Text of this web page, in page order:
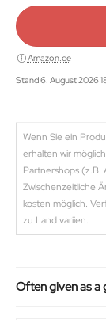
Amazon.de
Stand 6. August 2026
Wenn Sie ein
erhalten wir
Partnershops (z.B.
Zwischenzeitliche
kosten möglich.
zu Land variien.
Often given as